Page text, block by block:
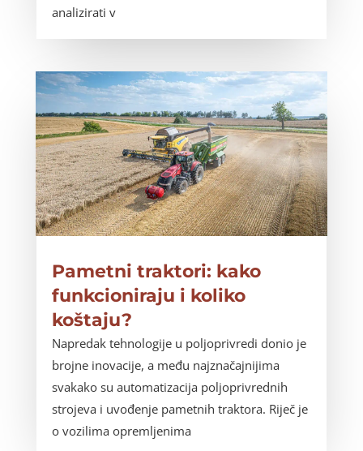
analizirati v
Pametni traktori: kako
funkcioniraju i koliko
koštaju?
Napredak tehnologije u poljoprivredi donio je
brojne inovacije, a među najznačajnijima
svakako su automatizacija poljoprivrednih
strojeva i uvođenje pametnih traktora. Riječ je
o vozilima opremljenima